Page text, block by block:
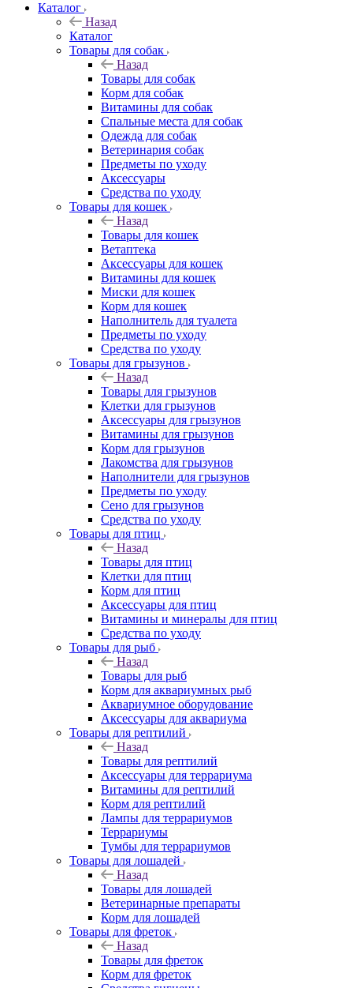
Каталог
Назад
Каталог
Товары для собак
Назад
Товары для собак
Корм для собак
Витамины для собак
Спальные места для собак
Одежда для собак
Ветеринария собак
Предметы по уходу
Аксессуары
Средства по уходу
Товары для кошек
Назад
Товары для кошек
Ветаптека
Аксессуары для кошек
Витамины для кошек
Миски для кошек
Корм для кошек
Наполнитель для туалета
Предметы по уходу
Средства по уходу
Товары для грызунов
Назад
Товары для грызунов
Клетки для грызунов
Аксессуары для грызунов
Витамины для грызунов
Корм для грызунов
Лакомства для грызунов
Наполнители для грызунов
Предметы по уходу
Сено для грызунов
Средства по уходу
Товары для птиц
Назад
Товары для птиц
Клетки для птиц
Корм для птиц
Аксессуары для птиц
Витамины и минералы для птиц
Средства по уходу
Товары для рыб
Назад
Товары для рыб
Корм для аквариумных рыб
Аквариумное оборудование
Аксессуары для аквариума
Товары для рептилий
Назад
Товары для рептилий
Аксессуары для террариума
Витамины для рептилий
Корм для рептилий
Лампы для террариумов
Террариумы
Тумбы для террариумов
Товары для лошадей
Назад
Товары для лошадей
Ветеринарные препараты
Корм для лошадей
Товары для фреток
Назад
Товары для фреток
Корм для фреток